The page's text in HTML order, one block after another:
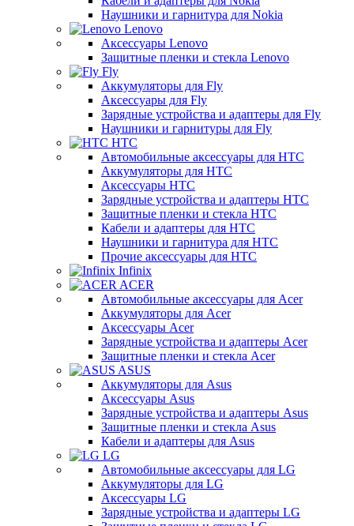
Наушники и гарнитура для Nokia
Lenovo
Аксессуары Lenovo
Защитные пленки и стекла Lenovo
Fly
Аккумуляторы для Fly
Аксессуары для Fly
Зарядные устройства и адаптеры для Fly
Наушники и гарнитуры для Fly
HTC
Автомобильные аксессуары для HTC
Аккумуляторы для HTC
Аксессуары HTC
Зарядные устройства и адаптеры HTC
Защитные пленки и стекла HTC
Кабели и адаптеры для HTC
Наушники и гарнитура для HTC
Прочие аксессуары для HTC
Infinix
ACER
Автомобильные аксессуары для Acer
Аккумуляторы для Acer
Аксессуары Acer
Зарядные устройства и адаптеры Acer
Защитные пленки и стекла Acer
ASUS
Аккумуляторы для Asus
Аксессуары Asus
Зарядные устройства и адаптеры Asus
Защитные пленки и стекла Asus
Кабели и адаптеры для Asus
LG
Автомобильные аксессуары для LG
Аккумуляторы для LG
Аксессуары LG
Зарядные устройства и адаптеры LG